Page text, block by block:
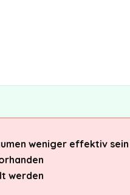
weniger effektiv sein
werden